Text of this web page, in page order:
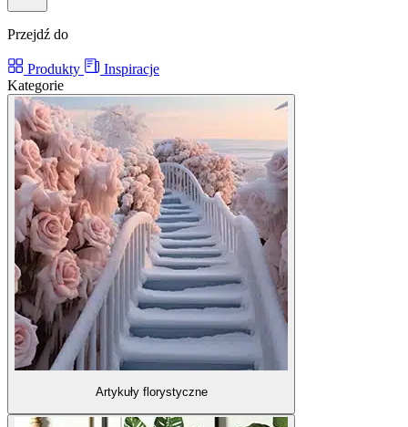
Przejdź do
Produkty
Inspiracje
Kategorie
Artykuły florystyczne